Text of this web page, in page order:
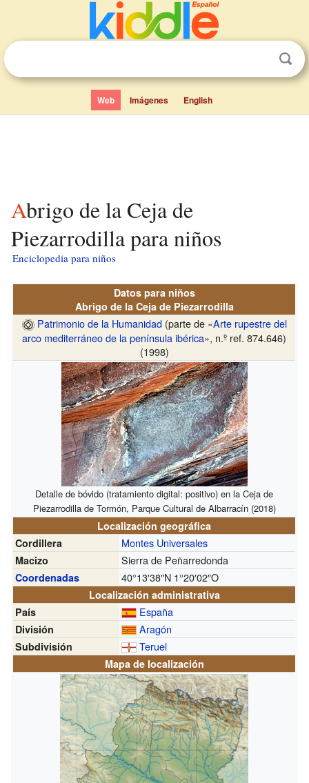
Web Imágenes English
Abrigo de la Ceja de
Piezarrodilla para niños
Enciclopedia para niños
Datos para niños
Abrigo de la Ceja de Piezarrodilla
Patrimonio de la Humanidad (parte de «Arte rupestre del
arco mediterráneo de la península ibérica», n.º ref. 874.646)
(1998)
Detalle de bóvido (tratamiento digital: positivo) en la Ceja de
Piezarrodilla de Tormón, Parque Cultural de Albarracín (2018)
Localización geográfica
Cordillera
Montes Universales
Macizo Sierra de Peñarredonda
Coordenadas 40°13′38″N 1°20′02″O
Localización administrativa
País
España
División Aragón
Subdivisión Teruel
Mapa de localización